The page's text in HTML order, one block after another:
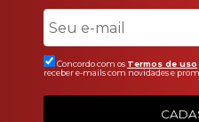
Concordo com os Termos de uso
receber e-mails com novidades e